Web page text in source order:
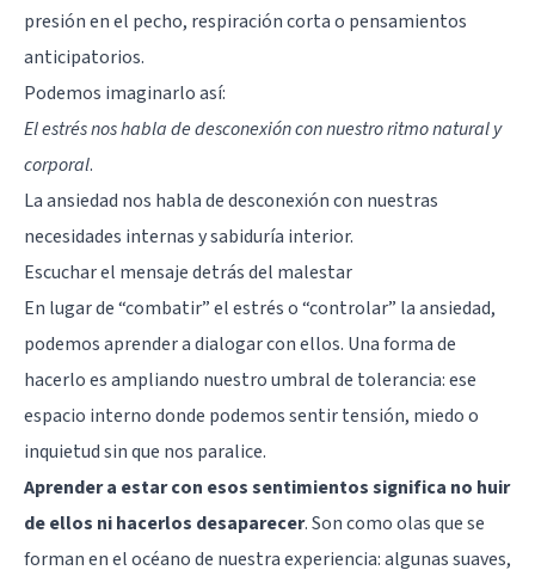
presión en el pecho, respiración corta o pensamientos
anticipatorios.
Podemos imaginarlo así:
El estrés nos habla de desconexión con nuestro ritmo natural y
corporal.
La ansiedad nos habla de desconexión con nuestras
necesidades internas y sabiduría interior.
Escuchar el mensaje detrás del malestar
En lugar de “combatir” el estrés o “controlar” la ansiedad,
podemos aprender a dialogar con ellos. Una forma de
hacerlo es ampliando nuestro umbral de tolerancia: ese
espacio interno donde podemos sentir tensión, miedo o
inquietud sin que nos paralice.
Aprender a estar con esos sentimientos significa no huir
de ellos ni hacerlos desaparecer. Son como olas que se
forman en el océano de nuestra experiencia: algunas suaves,